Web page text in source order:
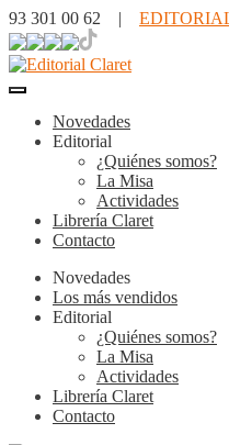
93 301 00 62 |
Novedades
Editorial
¿Quiénes somos?
La Misa
Actividades
Librería Claret
Contacto
Novedades
Los más vendidos
Editorial
¿Quiénes somos?
La Misa
Actividades
Librería Claret
Contacto